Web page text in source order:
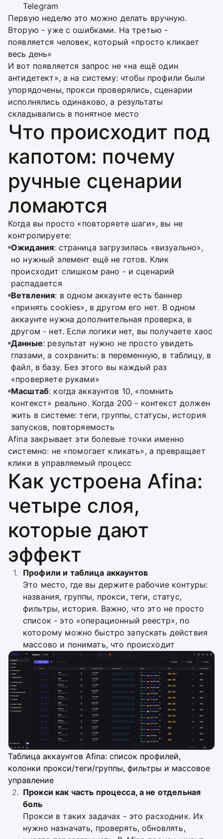
Telegram
Первую неделю это можно делать вручную.
Вторую - уже с ошибками. На третью -
появляется человек, который «просто кликает
весь день»
И вот появляется запрос не «на ещё один
антидетект», а на систему: чтобы профили были
упорядочены, прокси проверялись, сценарии
исполнялись одинаково, а результаты
складывались в понятное место
Что происходит под
капотом: почему
ручные сценарии
ломаются
Когда вы просто «повторяете шаги», вы не
контролируете:
Ожидания: страница загрузилась «визуально»,
но нужный элемент ещё не готов. Клик
происходит слишком рано - и сценарий
распадается
Ветвления: в одном аккаунте есть баннер
«принять cookies», в другом его нет. В одном
аккаунте нужна дополнительная проверка, в
другом - нет. Если логики нет, вы получаете хаос
Данные: результат нужно не просто увидеть
глазами, а сохранить: в переменную, в таблицу, в
файл, в базу. Без этого вы каждый раз
«проверяете руками»
Масштаб: когда аккаунтов 10, «помнить
контекст» реально. Когда 200 - контекст должен
жить в системе: теги, группы, статусы, история
запусков, повторяемость
Afina закрывает эти болевые точки именно
системно: не «помогает кликать», а превращает
клики в управляемый процесс
Как устроена Afina:
четыре слоя,
которые дают
эффект
Профили и таблица аккаунтов
Это место, где вы держите рабочие контуры:
названия, группы, прокси, теги, статус,
фильтры, история. Важно, что это не просто
список - это «операционный реестр», по
которому можно быстро запускать действия
массово и понимать, что происходит
Таблица аккаунтов Afina: список профилей,
колонки прокси/теги/группы, фильтры и массовое
управление
Прокси как часть процесса, а не отдельная
боль
Прокси в таких задачах - это расходник. Их
нужно назначать, проверять, обновлять,